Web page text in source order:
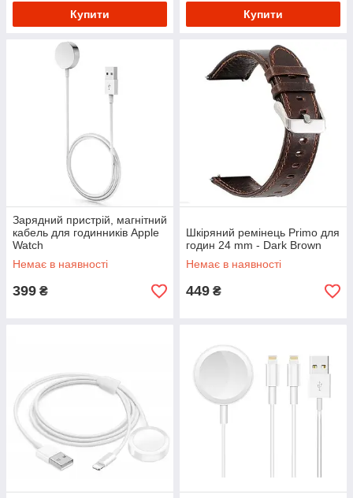
Купити Купити
Зарядний пристрій, магнітний
кабель для годинників Apple
Watch
Немає в наявності
399 ₴
Шкіряний ремінець Primo для
годин 24 mm - Dark Brown
Немає в наявності
449 ₴